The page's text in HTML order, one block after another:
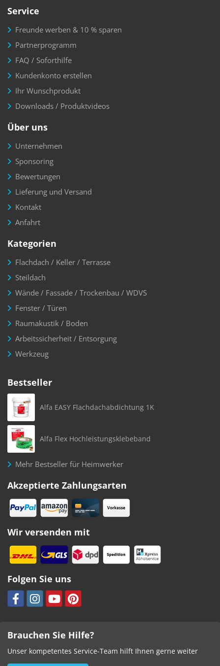
Service
Freunde werben & 10 % sparen
Partnerprogramm
FAQ / Soforthilfe
Kundenkonto erstellen
Ihr Wunschprodukt
Downloads / Produktvideos
Über uns
Unternehmen
Sponsoring
Bewertungen
Lieferung und Versand
Kontakt
Anfahrt
Kategorien
Flachdach / Keller / Terrasse
Steildach
Wände / Fassade / Trockenbau / WDVS
Fenster / Türen
Raumakustik / Boden
Arbeitssicherheit / Entsorgung
Werkzeug
Bestseller
Alfa EASY Flachdachabdichtung 1K
Alfa Flex Hochleistungsklebeband
Mehr Bestseller für Heimwerker
Akzeptierte Zahlungsarten
Wir versenden mit
Folgen Sie uns
Brauchen Sie Hilfe?
Unser kompetentes Service-Team hilft Ihnen gerne weiter